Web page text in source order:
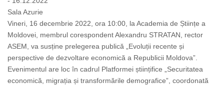
Sala Azurie
Vineri, 16 decembrie 2022, ora 10:00, la Academia de Științe a
Moldovei, membrul corespondent Alexandru STRATAN, rector
ASEM, va susține prelegerea publică „Evoluții recente și
perspective de dezvoltare economică a Republicii Moldova”.
Evenimentul are loc în cadrul Platformei științifice „Securitatea
economică, migrația și transformările demografice”, coordonată